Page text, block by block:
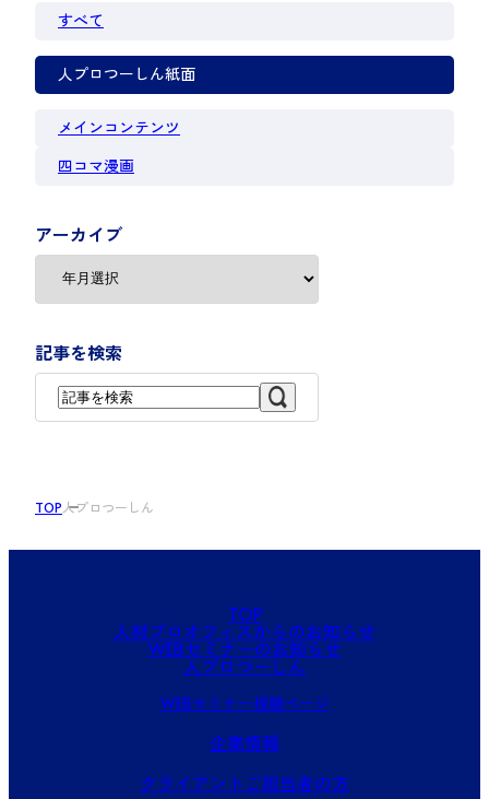
すべて
人プロつーしん紙面
メインコンテンツ
四コマ漫画
アーカイブ
記事を検索
TOP人プロつーしん
TOP
人材プロオフィスからのお知らせ
WEBセミナーのお知らせ
人プロつーしん
WEBセミナー視聴ページ
企業情報
クライアントご担当者の方